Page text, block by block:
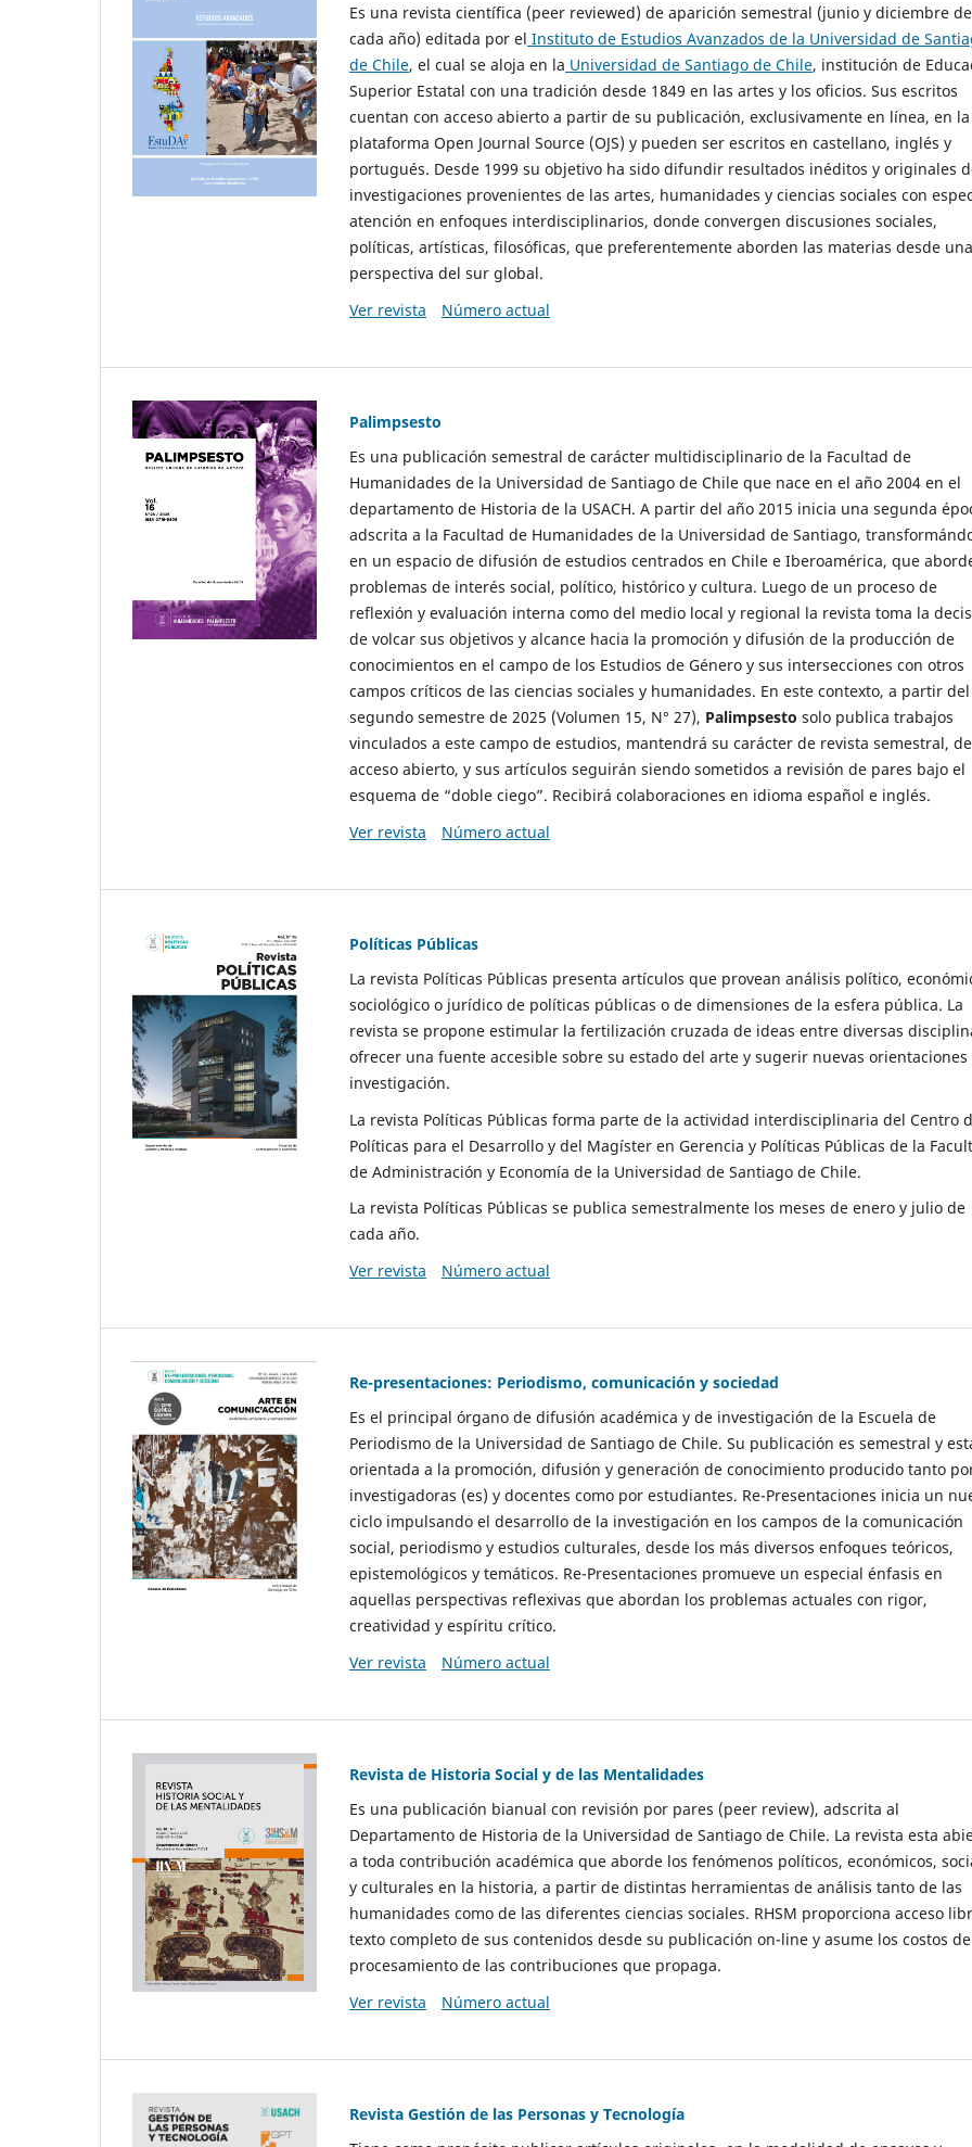
Es una revista científica (peer reviewed) de aparición semestral (junio y diciembre de
cada año) editada por el Instituto de Estudios Avanzados de la Universidad de
de Chile, el cual se aloja en la Universidad de Santiago de Chile, institución de
Superior Estatal con una tradición desde 1849 en las artes y los oficios. Sus escritos
cuentan con acceso abierto a partir de su publicación, exclusivamente en línea, en la
plataforma Open Journal Source (OJS) y pueden ser escritos en castellano, inglés y
portugués. Desde 1999 su objetivo ha sido difundir resultados inéditos y originales
investigaciones provenientes de las artes, humanidades y ciencias sociales con
atención en enfoques interdisciplinarios, donde convergen discusiones sociales,
políticas, artísticas, filosóficas, que preferentemente aborden las materias desde una
perspectiva del sur global.
Ver revista
Número actual
Palimpsesto
Es una publicación semestral de carácter multidisciplinario de la Facultad de
Humanidades de la Universidad de Santiago de Chile que nace en el año 2004 en el
departamento de Historia de la USACH. A partir del año 2015 inicia una segunda
adscrita a la Facultad de Humanidades de la Universidad de Santiago,
en un espacio de difusión de estudios centrados en Chile e Iberoamérica, que
problemas de interés social, político, histórico y cultura. Luego de un proceso de
reflexión y evaluación interna como del medio local y regional la revista toma la
de volcar sus objetivos y alcance hacia la promoción y difusión de la producción de
conocimientos en el campo de los Estudios de Género y sus intersecciones con otros
campos críticos de las ciencias sociales y humanidades. En este contexto, a partir del
segundo semestre de 2025 (Volumen 15, N° 27), Palimpsesto solo publica trabajos
vinculados a este campo de estudios, mantendrá su carácter de revista semestral, de
acceso abierto, y sus artículos seguirán siendo sometidos a revisión de pares bajo el
esquema de “doble ciego”. Recibirá colaboraciones en idioma español e inglés.
Ver revista
Número actual
Políticas Públicas
La revista Políticas Públicas presenta artículos que provean análisis político,
sociológico o jurídico de políticas públicas o de dimensiones de la esfera pública. La
revista se propone estimular la fertilización cruzada de ideas entre diversas
ofrecer una fuente accesible sobre su estado del arte y sugerir nuevas orientaciones
investigación.
La revista Políticas Públicas forma parte de la actividad interdisciplinaria del Centro
Políticas para el Desarrollo y del Magíster en Gerencia y Políticas Públicas de la
de Administración y Economía de la Universidad de Santiago de Chile.
La revista Políticas Públicas se publica semestralmente los meses de enero y julio de
cada año.
Ver revista
Número actual
Re-presentaciones: Periodismo, comunicación y sociedad
Es el principal órgano de difusión académica y de investigación de la Escuela de
Periodismo de la Universidad de Santiago de Chile. Su publicación es semestral y
orientada a la promoción, difusión y generación de conocimiento producido tanto
investigadoras (es) y docentes como por estudiantes. Re-Presentaciones inicia un
ciclo impulsando el desarrollo de la investigación en los campos de la comunicación
social, periodismo y estudios culturales, desde los más diversos enfoques teóricos,
epistemológicos y temáticos. Re-Presentaciones promueve un especial énfasis en
aquellas perspectivas reflexivas que abordan los problemas actuales con rigor,
creatividad y espíritu crítico.
Ver revista
Número actual
Revista de Historia Social y de las Mentalidades
Es una publicación bianual con revisión por pares (peer review), adscrita al
Departamento de Historia de la Universidad de Santiago de Chile. La revista esta
a toda contribución académica que aborde los fenómenos políticos, económicos,
y culturales en la historia, a partir de distintas herramientas de análisis tanto de las
humanidades como de las diferentes ciencias sociales. RHSM proporciona acceso
texto completo de sus contenidos desde su publicación on-line y asume los costos de
procesamiento de las contribuciones que propaga.
Ver revista
Número actual
Revista Gestión de las Personas y Tecnología